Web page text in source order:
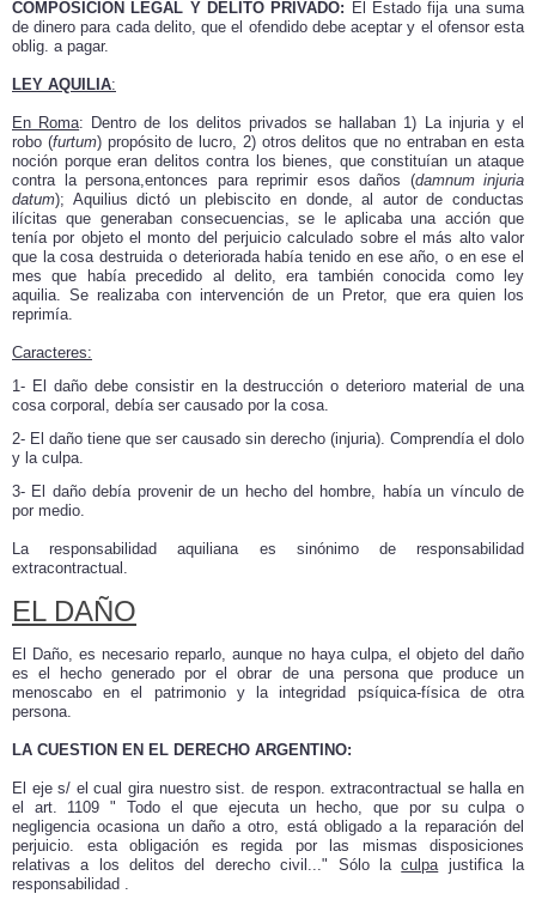
COMPOSICION LEGAL Y DELITO PRIVADO: El Estado fija una suma
de dinero para cada delito, que el ofendido debe aceptar y el ofensor esta
oblig. a pagar.
LEY AQUILIA:
En Roma: Dentro de los delitos privados se hallaban 1) La injuria y el
robo (furtum) propósito de lucro, 2) otros delitos que no entraban en esta
noción porque eran delitos contra los bienes, que constituían un ataque
contra la persona,entonces para reprimir esos daños (damnum injuria
datum); Aquilius dictó un plebiscito en donde, al autor de conductas
ilícitas que generaban consecuencias, se le aplicaba una acción que
tenía por objeto el monto del perjuicio calculado sobre el más alto valor
que la cosa destruida o deteriorada había tenido en ese año, o en ese el
mes que había precedido al delito, era también conocida como ley
aquilia. Se realizaba con intervención de un Pretor, que era quien los
reprimía.
Caracteres:
1- El daño debe consistir en la destrucción o deterioro material de una
cosa corporal, debía ser causado por la cosa.
2- El daño tiene que ser causado sin derecho (injuria). Comprendía el dolo
y la culpa.
3- El daño debía provenir de un hecho del hombre, había un vínculo de
por medio.
La responsabilidad aquiliana es sinónimo de responsabilidad
extracontractual.
EL DAÑO
El Daño, es necesario reparlo, aunque no haya culpa, el objeto del daño
es el hecho generado por el obrar de una persona que produce un
menoscabo en el patrimonio y la integridad psíquica-física de otra
persona.
LA CUESTION EN EL DERECHO ARGENTINO:
El eje s/ el cual gira nuestro sist. de respon. extracontractual se halla en
el art. 1109 " Todo el que ejecuta un hecho, que por su culpa o
negligencia ocasiona un daño a otro, está obligado a la reparación del
perjuicio. esta obligación es regida por las mismas disposiciones
relativas a los delitos del derecho civil..." Sólo laculpajustifica la
responsabilidad .